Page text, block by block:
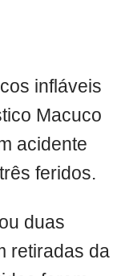
infláveis
Macuco
acidente
feridos.
duas
retiradas da